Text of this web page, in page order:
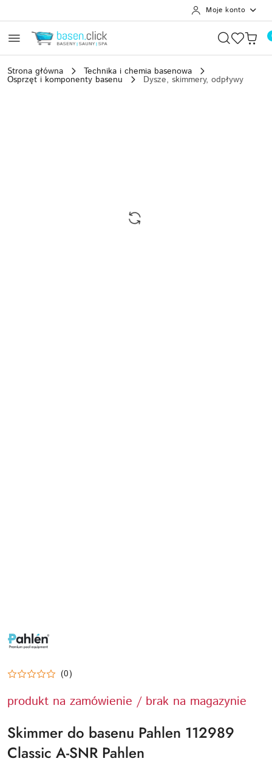
Moje konto
Strona główna Technika i chemia basenowa
Osprzęt i komponenty basenu Dysze, skimmery, odpływy
LOGO
(0)
produkt na zamówienie / brak na magazynie
Skimmer do basenu Pahlen 112989
Classic A-SNR Pahlen